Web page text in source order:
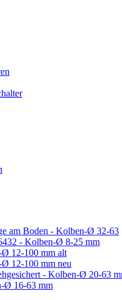
am Boden - Kolben-Ø 32-63
- Kolben-Ø 8-25 mm
12-100 mm alt
12-100 mm neu
- Kolben-Ø 20-63
Ø 16-63 mm